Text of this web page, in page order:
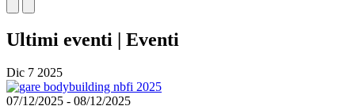
Ultimi eventi | Eventi
Dic 7 2025
07/12/2025 - 08/12/2025